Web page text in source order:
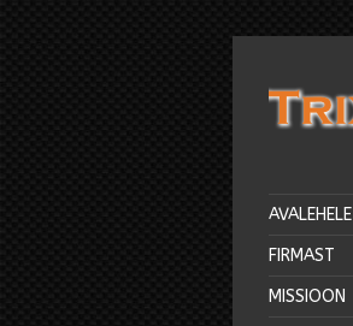
AVALEHELE
FIRMAST
MISSIOON